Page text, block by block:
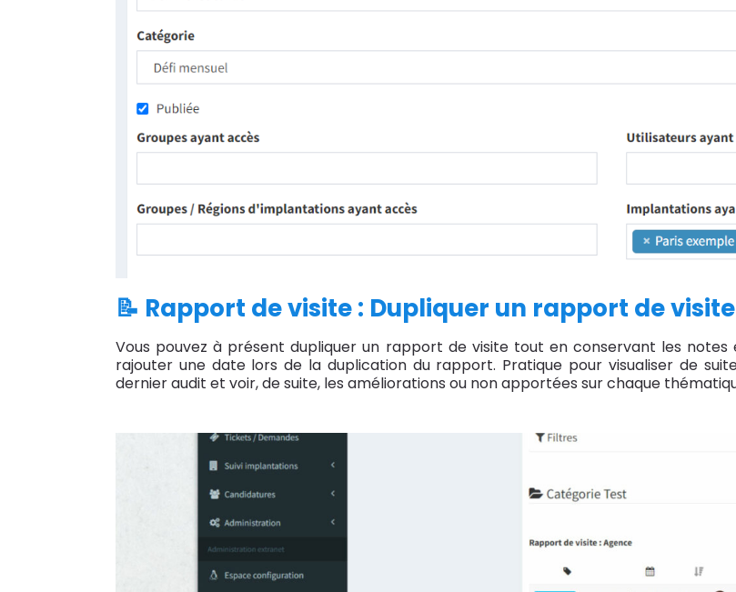
📝 Rapport de visite : Dupliquer un rapport de visite
Vous pouvez à présent dupliquer un rapport de visite tout en conservant les
rajouter une date lors de la duplication du rapport. Pratique pour visualiser de
dernier audit et voir, de suite, les améliorations ou non apportées sur chaque